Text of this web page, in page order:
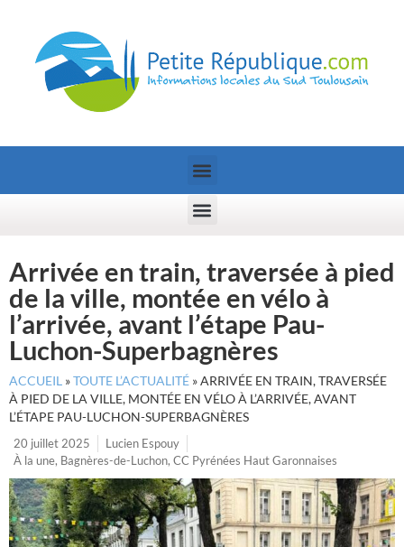
Arrivée en train, traversée à pied
de la ville, montée en vélo à
l’arrivée, avant l’étape Pau-
Luchon-Superbagnères
ACCUEIL »TOUTE L’ACTUALITÉ »ARRIVÉE EN TRAIN, TRAVERSÉE
À PIED DE LA VILLE, MONTÉE EN VÉLO À L’ARRIVÉE, AVANT
L’ÉTAPE PAU-LUCHON-SUPERBAGNÈRES
20 juillet 2025
Lucien Espouy
À la une, Bagnères-de-Luchon, CC Pyrénées Haut Garonnaises